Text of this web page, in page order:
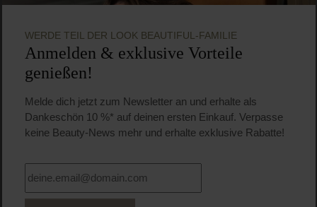
WERDE TEIL DER LOOK BEAUTIFUL-FAMILIE
Anmelden & exklusive Vorteile
genießen!
Melde dich jetzt zum Newsletter an und erhalte als
Dankeschön 10 %* auf deinen ersten Einkauf. Verpasse
keine Beauty-News mehr und erhalte exklusive Rabatte!